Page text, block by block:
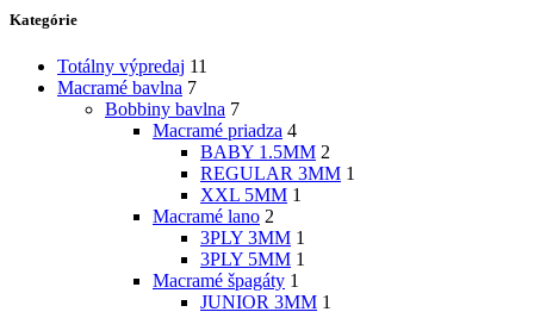
Kategórie
Totálny výpredaj 11
Macramé bavlna 7
Bobbiny bavlna 7
Macramé priadza 4
BABY 1.5MM 2
REGULAR 3MM 1
XXL 5MM 1
Macramé lano 2
3PLY 3MM 1
3PLY 5MM 1
Macramé špagáty 1
JUNIOR 3MM 1